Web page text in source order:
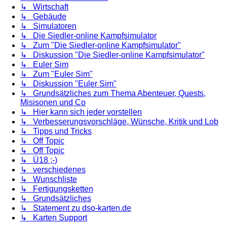
↳ Wirtschaft
↳ Gebäude
↳ Simulatoren
↳ Die Siedler-online Kampfsimulator
↳ Zum "Die Siedler-online Kampfsimulator"
↳ Diskussion "Die Siedler-online Kampfsimulator"
↳ Euler Sim
↳ Zum "Euler Sim"
↳ Diskussion "Euler Sim"
↳ Grundsätzliches zum Thema Abenteuer, Quests,
Misisonen und Co
↳ Hier kann sich jeder vorstellen
↳ Verbesserungsvorschläge, Wünsche, Kritik und Lob
↳ Tipps und Tricks
↳ Off Topic
↳ Off Topic
↳ Ü18 ;-)
↳ verschiedenes
↳ Wunschliste
↳ Fertigungsketten
↳ Grundsätzliches
↳ Statement zu dso-karten.de
↳ Karten Support